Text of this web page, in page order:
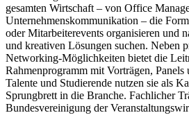
gesamten Wirtschaft – von Office
Unternehmenskommunikation – die
oder Mitarbeiterevents organisieren und
und kreativen Lösungen suchen. Neben
Networking-Möglichkeiten bietet die
Rahmenprogramm mit Vorträgen,
Talente und Studierende nutzen sie als
Sprungbrett in die Branche. Fachlicher
Bundesvereinigung der